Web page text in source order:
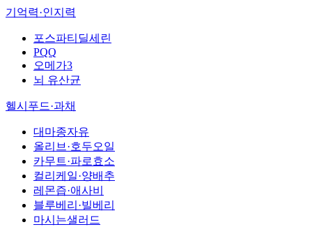
기억력·인지력
포스파티딜세린
PQQ
오메가3
뇌 유산균
헬시푸드·과채
대마종자유
올리브·호두오일
카무트·파로효소
컬리케일·양배추
레몬즙·애사비
블루베리·빌베리
마시는샐러드